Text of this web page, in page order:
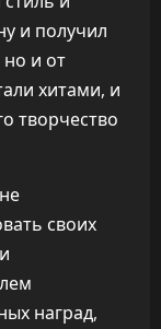
и получил
но и от
хитами, и
творчество
своих
наград,